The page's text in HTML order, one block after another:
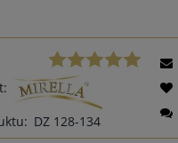
DZ 128-134